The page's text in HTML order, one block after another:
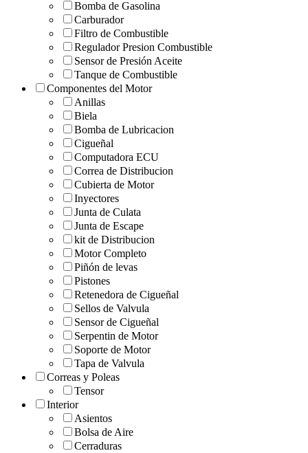
Bomba de Gasolina
Carburador
Filtro de Combustible
Regulador Presion Combustible
Sensor de Presión Aceite
Tanque de Combustible
Componentes del Motor
Anillas
Biela
Bomba de Lubricacion
Cigueñal
Computadora ECU
Correa de Distribucion
Cubierta de Motor
Inyectores
Junta de Culata
Junta de Escape
kit de Distribucion
Motor Completo
Piñón de levas
Pistones
Retenedora de Cigueñal
Sellos de Valvula
Sensor de Cigueñal
Serpentin de Motor
Soporte de Motor
Tapa de Valvula
Correas y Poleas
Tensor
Interior
Asientos
Bolsa de Aire
Cerraduras